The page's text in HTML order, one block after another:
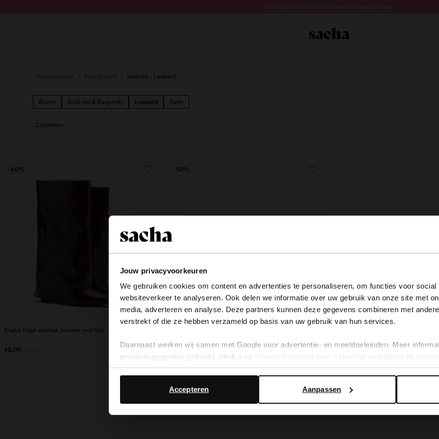
Jouw privacyvoorkeuren
We gebruiken cookies om content en advertenties te personaliseren, om functies voor social
websiteverkeer te analyseren. Ook delen we informatie over uw gebruik van onze site met
media, adverteren en analyse. Deze partners kunnen deze gegevens combineren met
verstrekt of die ze hebben verzameld op basis van uw gebruik van hun services.
Daarnaast werken wij samen met Google voor advertentie- en meetdoeleinden. Meer
persoonsgegevens gebruikt, vindt u op
Aanpassen
Accepteren
sleehak - Leopard
Brown Bold red & Burgundy Leopard Party
2 artikelen
Snake hoge sleehak laarzen met flap
48.00
- 60%
69.99
35.00
- 50%
View this website in English?
It looks like your language isn't Dutch. Would you like to
switch to English?
Yes, switch to English No, stay in Dutch